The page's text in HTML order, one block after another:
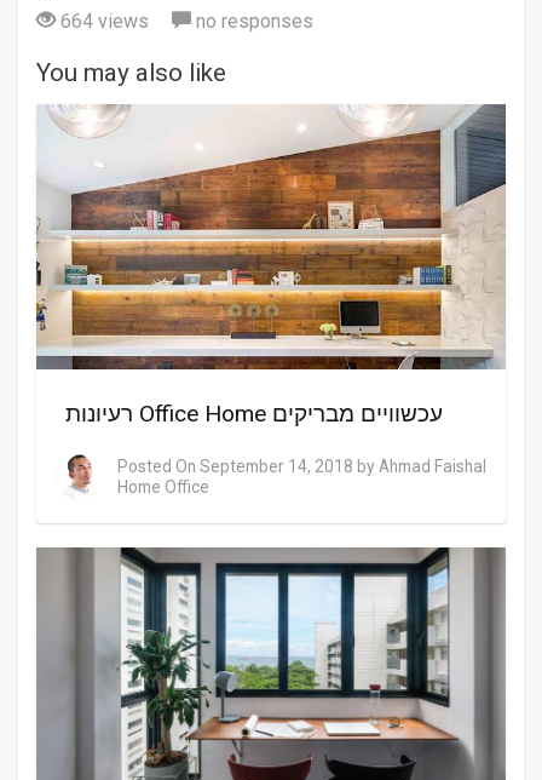
664 views
no responses
You may also like
רעיונות Office Home עכשוויים מבריקים
Posted On September 14, 2018 by Ahmad Faishal
Home Office